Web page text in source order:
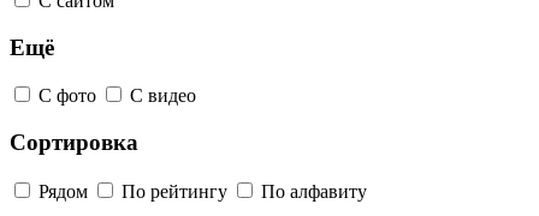
Ещё
С фото С видео
Сортировка
Рядом По рейтингу По алфавиту